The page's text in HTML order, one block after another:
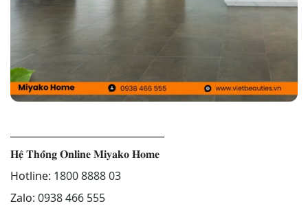
𝐇𝐞̣̂ 𝐓𝐡𝐨̂́𝐧𝐠 𝐎𝐧𝐥𝐢𝐧𝐞 𝐌𝐢𝐲𝐚𝐤𝐨 𝐇𝐨𝐦𝐞
Hotline: 1800 8888 03
Zalo: 0938 466 555